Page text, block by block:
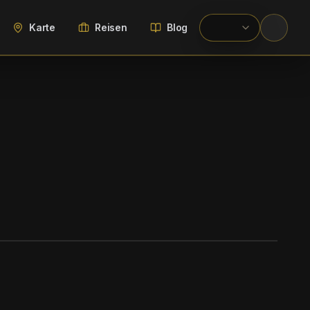
Karte Reisen Blog